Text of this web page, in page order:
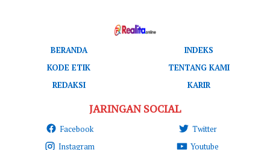
BERANDA
INDEKS
KODE ETIK
TENTANG KAMI
REDAKSI
KARIR
JARINGAN SOCIAL
Facebook
Twitter
Instagram
Youtube